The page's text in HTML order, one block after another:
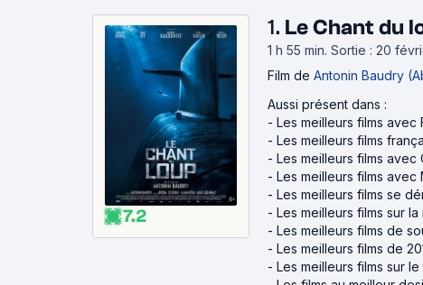
7.2
1. Le Chant du
1 h 55 min. Sortie : 20
Film de Antonin Baudry
Aussi présent dans :
- Les meilleurs films avec
- Les meilleurs films
- Les meilleurs films avec
- Les meilleurs films avec
- Les meilleurs films se
- Les meilleurs films sur la
- Les meilleurs films de
- Les meilleurs films de
- Les meilleurs films sur